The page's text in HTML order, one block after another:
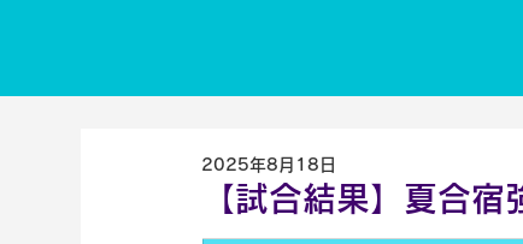
【試合結果】夏合
2025年8月18日